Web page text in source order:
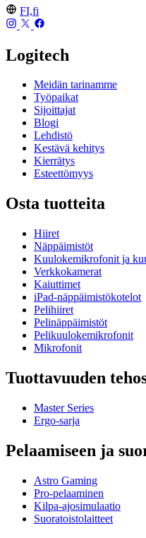
FI,fi
Logitech
Meidän tarinamme
Työpaikat
Sijoittajat
Blogi
Lehdistö
Kestävä kehitys
Kierrätys
Esteettömyys
Osta tuotteita
Hiiret
Näppäimistöt
Kuulokemikrofonit ja
Verkkokamerat
Kaiuttimet
iPad-näppäimistökotelot
Pelihiiret
Pelinäppäimistöt
Pelikuulokemikrofonit
Mikrofonit
Tuottavuuden
Master Series
Ergo-sarja
Pelaamiseen ja
Astro Gaming
Pro-pelaaminen
Kilpa-ajosimulaatio
Suoratoistolaitteet